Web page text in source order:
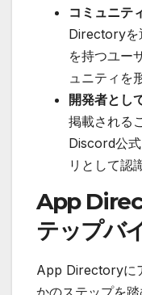
コミュニテ
Directoryを
を持つユー
ュニティを
開発者とし
掲載される
Discord公
リとして認
App
テップバ
App Directoryに
かのステップを踏